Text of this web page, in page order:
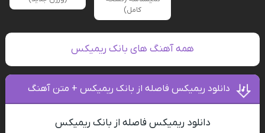
کامل)
همه آهنگ های بانک ریمیکس
دانلود ریمیکس فاصله از بانک ریمیکس + متن آهنگ
دانلود ریمیکس فاصله از بانک ریمیکس